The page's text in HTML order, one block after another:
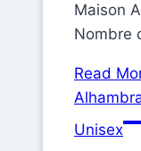
Maison
Nombre
Read
Unisex